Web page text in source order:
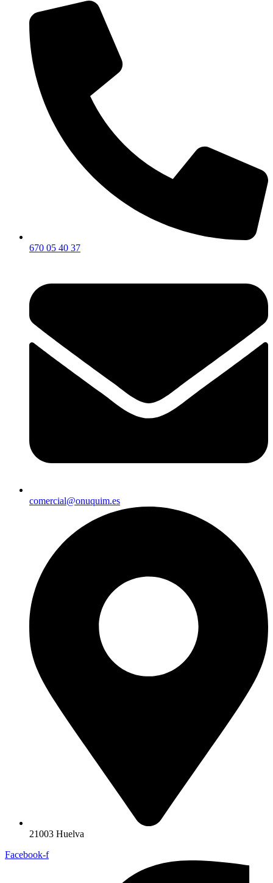
670 05 40 37
comercial@onuquim.es
21003 Huelva
Facebook-f